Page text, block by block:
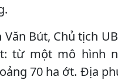
Bút, Chủ tịch
từ một mô hình
70 ha ớt. Địa